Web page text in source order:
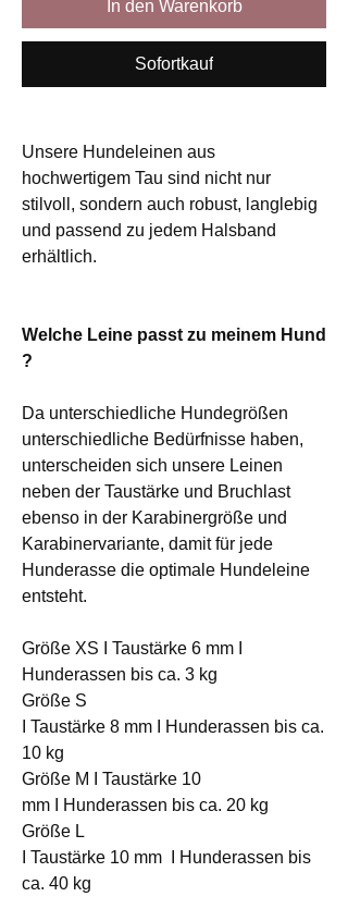
In den Warenkorb
Sofortkauf
Unsere Hundeleinen aus
hochwertigem Tau sind nicht nur
stilvoll, sondern auch robust, langlebig
und passend zu jedem Halsband
erhältlich.
Welche Leine passt zu meinem Hund
?
Da unterschiedliche Hundegrößen
unterschiedliche Bedürfnisse haben,
unterscheiden sich unsere Leinen
neben der Taustärke und Bruchlast
ebenso in der Karabinergröße und
Karabinervariante, damit für jede
Hunderasse die optimale Hundeleine
entsteht.
Größe XS I Taustärke 6 mm I
Hunderassen bis ca. 3 kg
Größe S
I Taustärke 8 mm I Hunderassen bis ca.
10 kg
Größe M I Taustärke 10
mm I Hunderassen bis ca. 20 kg
Größe L
I Taustärke 10 mm I Hunderassen bis
ca. 40 kg